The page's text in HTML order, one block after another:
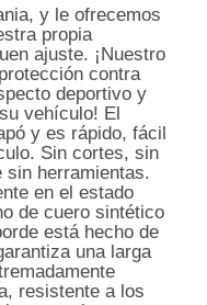
y le ofrecemos
propia
ajuste. ¡Nuestro
contra
deportivo y
vehículo! El
y es rápido, fácil
Sin cortes, sin
sin herramientas.
en el estado
de cuero sintético
está hecho de
una larga
resistente a los